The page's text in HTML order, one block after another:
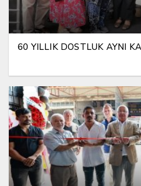
60 YILLIK DOSTLUK AYNI